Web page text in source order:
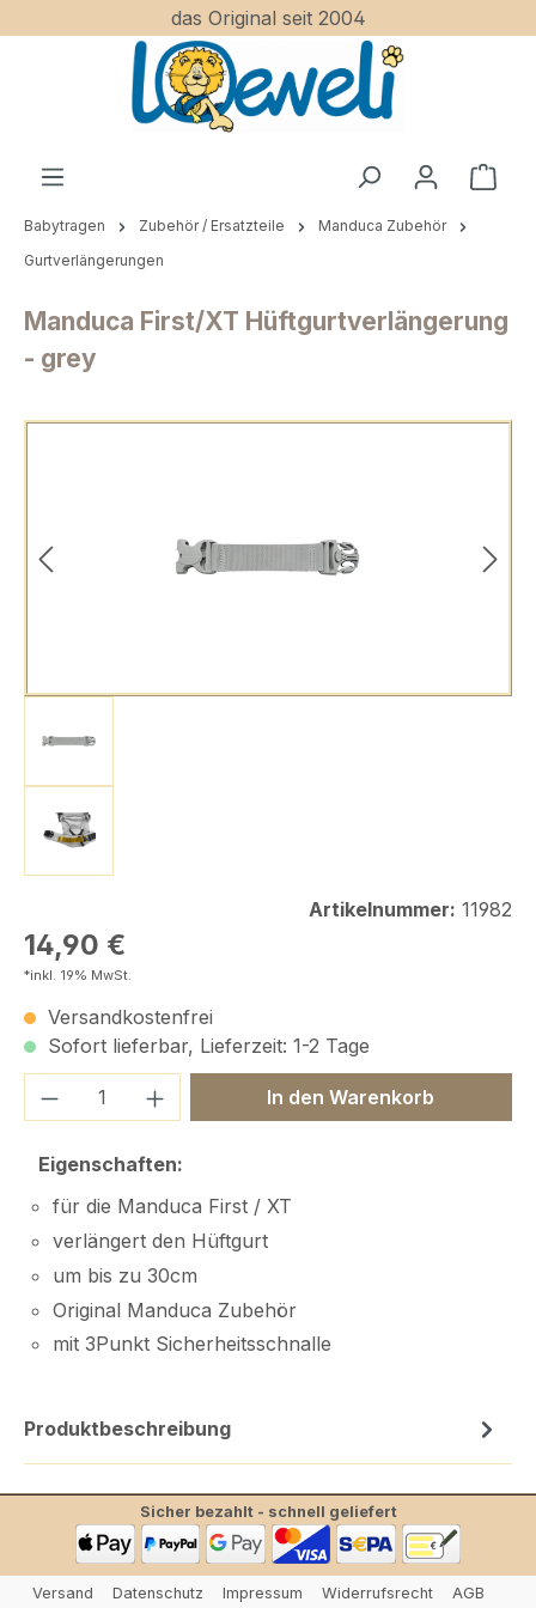
Zum Hauptinhalt springendas Original seit 2004
Babytragen Zubehör / Ersatzteile
Manduca Zubehör
Gurtverlängerungen
Manduca First/XT Hüftgurtverlängerung
- grey
Artikelnummer: 11982
Regulärer Preis:
14,90 €
*inkl. 19% MwSt.
Versandkostenfrei
Sofort lieferbar, Lieferzeit: 1-2 Tage
Produkt Anzahl: Gib denIn den Warenkorb
Eigenschaften:
für die Manduca First / XT
verlängert den Hüftgurt
um bis zu 30cm
Original Manduca Zubehör
mit 3Punkt Sicherheitsschnalle
Produktbeschreibung
Sicher bezahlt - schnell geliefert
Versand Datenschutz Impressum Widerrufsrecht AGB